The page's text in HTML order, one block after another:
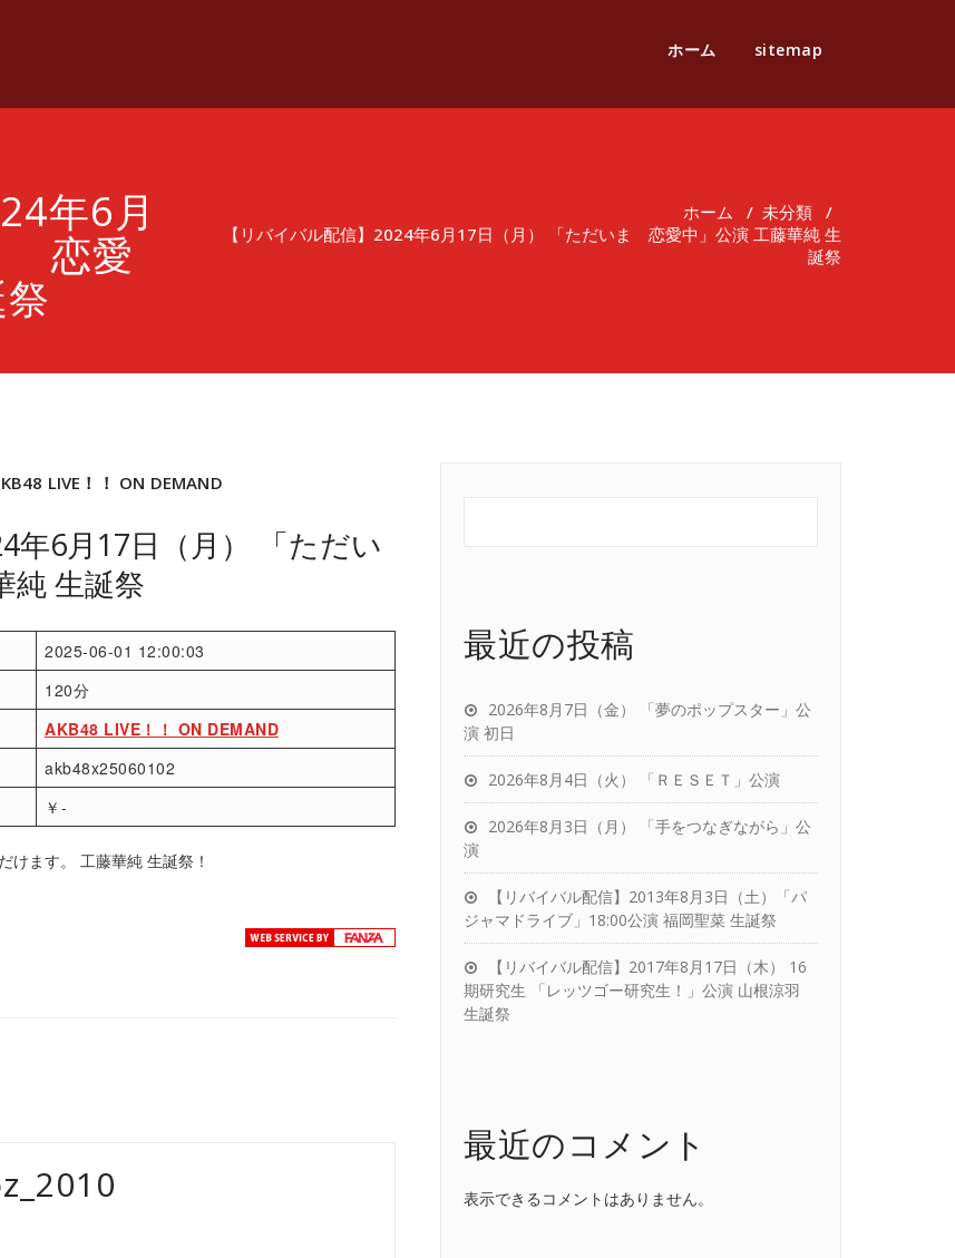
ホーム sitemap
年6月
恋愛
ホーム / 未分類 /
【リバイバル配信】2024年6月17日（月） 「ただいま 恋愛中」公演 工藤華純 生
誕祭
LIVE！！ ON DEMAND
年6月17日（月） 「ただい
純 生誕祭
2025-06-01 12:00:03
120分
AKB48 LIVE！！ ON DEMAND
akb48x25060102
￥-
けます。 工藤華純 生誕祭！
最近の投稿
2026年8月7日（金） 「夢のポップスター」公
演 初日
2026年8月4日（火） 「ＲＥＳＥＴ」公演
2026年8月3日（月） 「手をつなぎながら」公
演
【リバイバル配信】2013年8月3日（土）「パ
ジャマドライブ」18:00公演 福岡聖菜 生誕祭
【リバイバル配信】2017年8月17日（木） 16
期研究生 「レッツゴー研究生！」公演 山根涼羽
生誕祭
最近のコメント
表示できるコメントはありません。